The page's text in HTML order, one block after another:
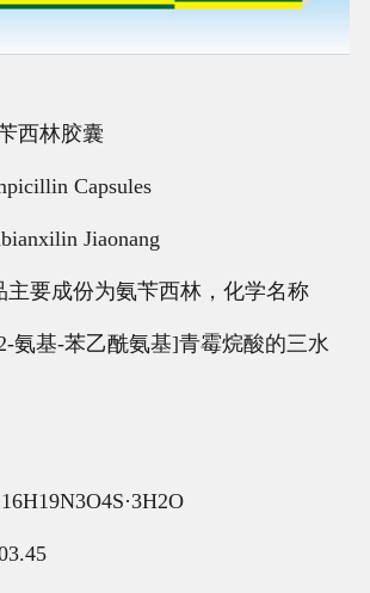
西林胶囊
Capsules
Jiaonang
要成份为氨苄西林，化学名称
氨基-苯乙酰氨基]青霉烷酸的三水